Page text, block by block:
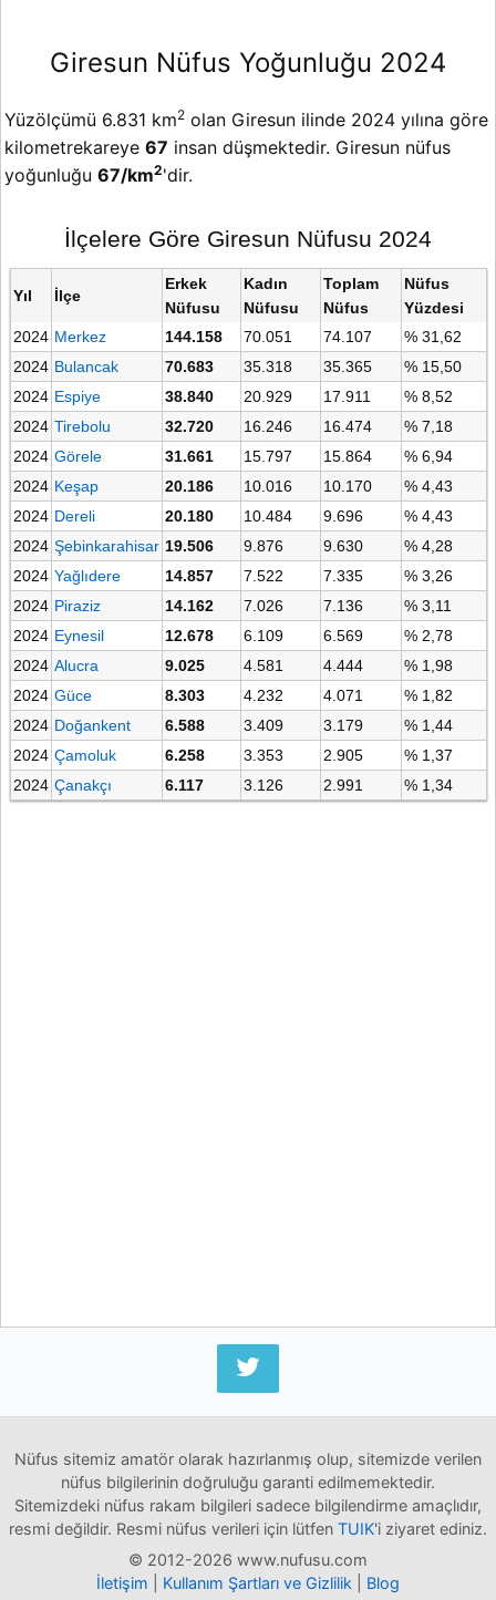
Giresun Nüfus Yoğunluğu 2024
Yüzölçümü 6.831 km2 olan Giresun ilinde 2024 yılına göre
kilometrekareye 67 insan düşmektedir. Giresun nüfus
yoğunluğu 67/km2'dir.
İlçelere Göre Giresun Nüfusu 2024
Yıl İlçe
Erkek
Nüfusu
Kadın
Nüfusu
Toplam
Nüfus
Nüfus
Yüzdesi
2024 Merkez 144.158 70.051 74.107
% 31,62
2024 Bulancak 70.683 35.318 35.365
% 15,50
2024 Espiye 38.840 20.929 17.911
% 8,52
2024 Tirebolu 32.720 16.246 16.474
% 7,18
2024 Görele 31.661 15.797 15.864
% 6,94
2024 Keşap 20.186 10.016 10.170
% 4,43
2024 Dereli 20.180 10.484 9.696
% 4,43
2024 Şebinkarahisar 19.506 9.876 9.630
% 4,28
2024 Yağlıdere 14.857 7.522 7.335
% 3,26
2024 Piraziz 14.162 7.026 7.136
% 3,11
2024 Eynesil 12.678 6.109 6.569
% 2,78
2024 Alucra 9.025 4.581 4.444
% 1,98
2024 Güce 8.303 4.232 4.071
% 1,82
2024 Doğankent 6.588 3.409 3.179
% 1,44
2024 Çamoluk 6.258 3.353 2.905
% 1,37
2024 Çanakçı 6.117 3.126 2.991 % 1,34
Nüfus sitemiz amatör olarak hazırlanmış olup, sitemizde verilen
nüfus bilgilerinin doğruluğu garanti edilmemektedir.
Sitemizdeki nüfus rakam bilgileri sadece bilgilendirme amaçlıdır,
resmi değildir. Resmi nüfus verileri için lütfen TUIK'i ziyaret ediniz.
© 2012-2026 www.nufusu.com
İletişim
Kullanım Şartları ve Gizlilik Blog